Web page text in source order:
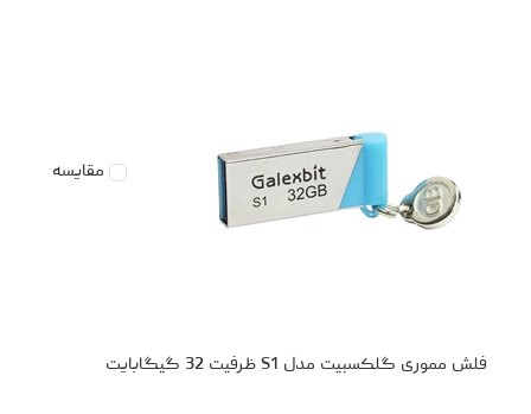
مقایسه
فلش مموری گلکسبیت مدل S1 ظرفیت 32 گیگابایت